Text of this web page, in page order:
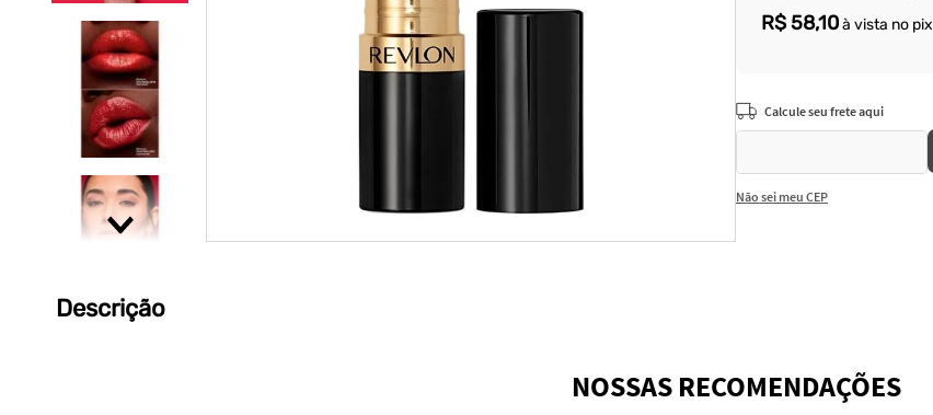
R$58,10à vista no pix
Não sei meu CEP
Descrição
NOSSAS RECOMENDAÇÕES